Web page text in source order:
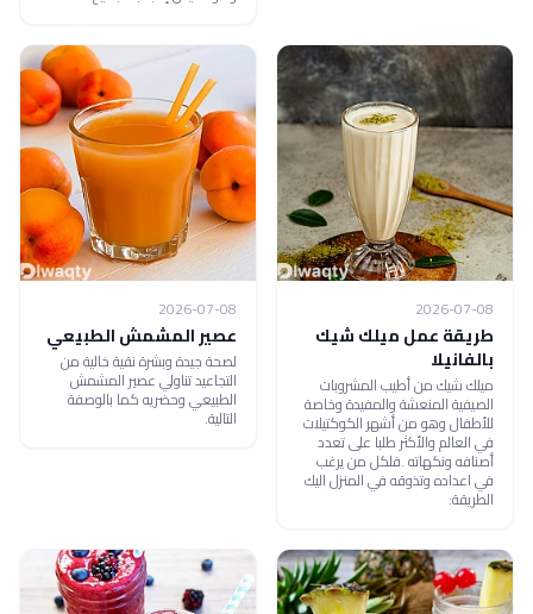
2026-07-08
طريقة عمل ميلك شيك
بالفانيلا
ميلك شيك من أطيب المشروبات
الصيفية المنعشة والمفيدة وخاصة
للأطفال وهو من أشهر الكوكتيلات
في العالم والأكثر طلبا على تعدد
أصنافه ونكهاته .فلكل من يرغب
في اعداده وتذوقه في المنزل اليك
الطريقة:
2026-07-08
عصير المشمش الطبيعي
لصحة جيدة وبشرة نقية خالية من
التجاعيد تناولي عصير المشمش
الطبيعي وحضريه كما بالوصفة
التالية.